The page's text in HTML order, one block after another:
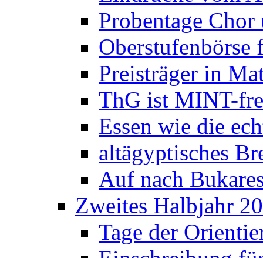
Probentage
Preisträger in
ThG ist MINT-
Essen wie die
altägyptisches
Auf nach
Zweites Halbjahr
Tage der